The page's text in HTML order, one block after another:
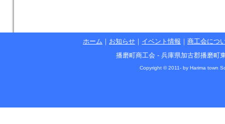
ホーム ｜ お知らせ ｜ イベント情報 ｜ 商工会につ
播磨町商工会 - 兵庫県加古郡播磨町
Copyright © 2011- by Harima town